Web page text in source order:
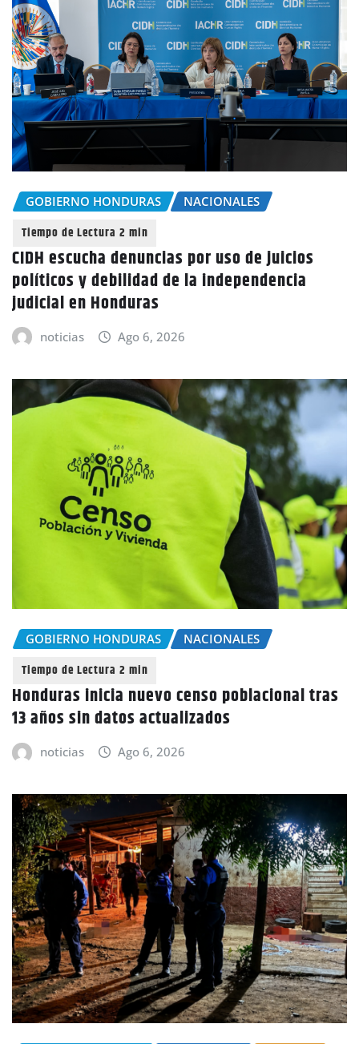
GOBIERNO HONDURAS NACIONALES
CIDH escucha denuncias por uso de juicios
políticos y debilidad de la independencia
judicial en Honduras
noticias Ago 6, 2026
GOBIERNO HONDURAS NACIONALES
Honduras inicia nuevo censo poblacional tras
13 años sin datos actualizados
noticias Ago 6, 2026